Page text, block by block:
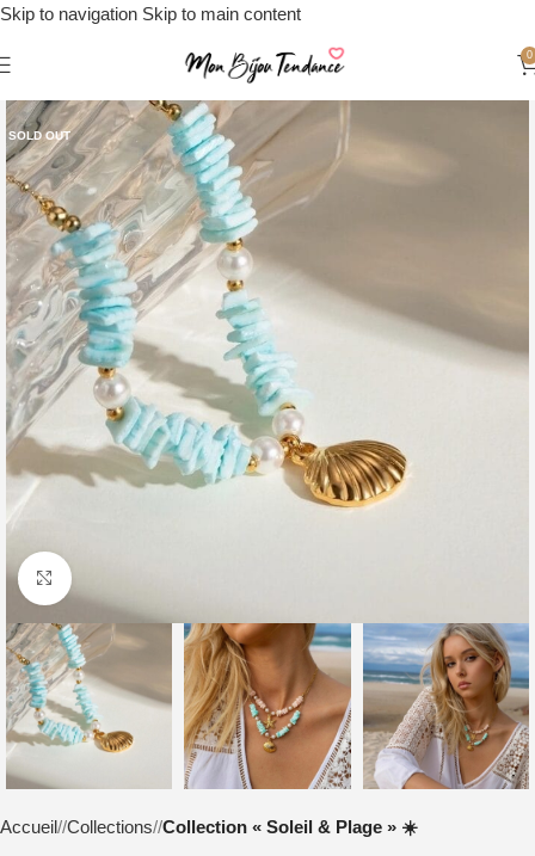
Skip to navigation Skip to main content
0
SOLD OUT
Cliquez pour agrandir
Accueil/ Collections/ Collection « Soleil & Plage » ☀️